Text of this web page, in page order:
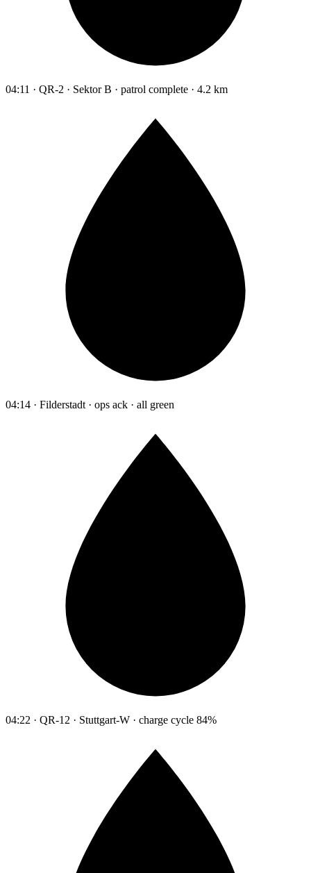
04:11 · QR-2 · Sektor B · patrol complete · 4.2 km
04:14 · Filderstadt · ops ack · all green
04:22 · QR-12 · Stuttgart-W · charge cycle 84%